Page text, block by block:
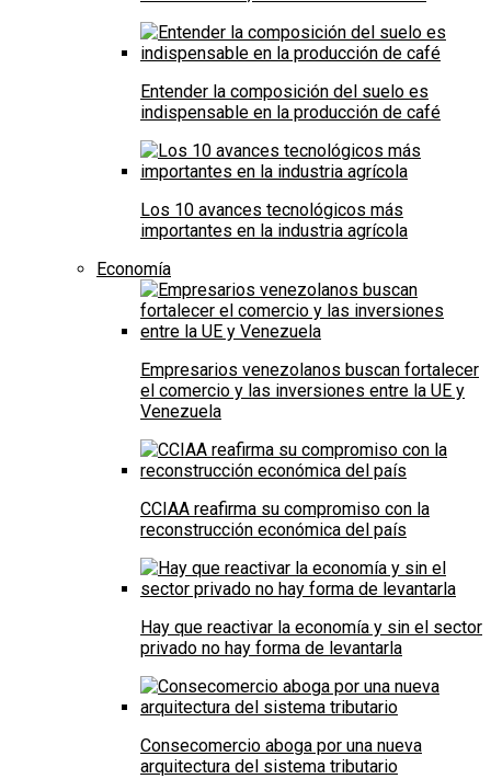
Entender la composición del suelo es
indispensable en la producción de café
Los 10 avances tecnológicos más
importantes en la industria agrícola
Economía
Empresarios venezolanos buscan fortalecer
el comercio y las inversiones entre la UE y
Venezuela
CCIAA reafirma su compromiso con la
reconstrucción económica del país
Hay que reactivar la economía y sin el sector
privado no hay forma de levantarla
Consecomercio aboga por una nueva
arquitectura del sistema tributario